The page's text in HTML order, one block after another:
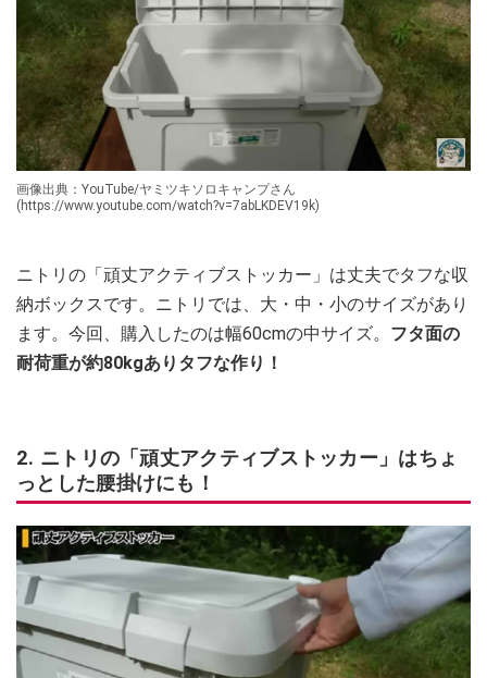
画像出典：YouTube/ヤミツキソロキャンプさん
(https://www.youtube.com/watch?v=7abLKDEV19k)
ニトリの「頑丈アクティブストッカー」は丈夫でタフな収
納ボックスです。ニトリでは、大・中・小のサイズがあり
ます。今回、購入したのは幅60cmの中サイズ。 フタ面の
耐荷重が約80kgありタフな作り！
2. ニトリの「頑丈アクティブストッカー」はちょ
っとした腰掛けにも！